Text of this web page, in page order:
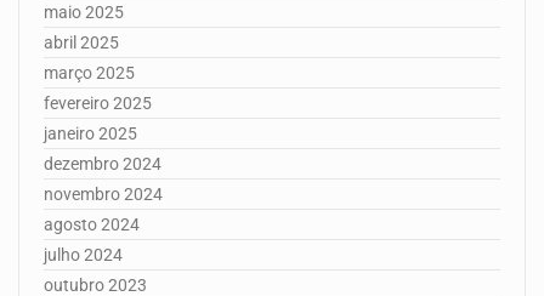
maio 2025
abril 2025
março 2025
fevereiro 2025
janeiro 2025
dezembro 2024
novembro 2024
agosto 2024
julho 2024
outubro 2023